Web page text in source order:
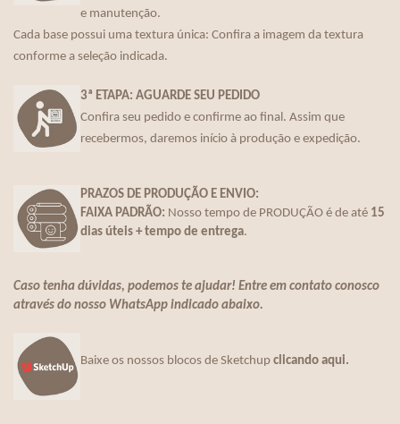
e manutenção.
Cada base possui uma textura única: Confira a imagem da textura
conforme a seleção indicada.
3ª ETAPA: AGUARDE SEU PEDIDO
Confira seu pedido e confirme ao final. Assim que
recebermos, daremos início à produção e expedição.
PRAZOS DE PRODUÇÃO E ENVIO:
FAIXA PADRÃO: Nosso tempo de PRODUÇÃO é de até 15
dias úteis + tempo de entrega.
Caso tenha dúvidas, podemos te ajudar! Entre em contato conosco
através do nosso WhatsApp indicado abaixo.
Baixe os nossos blocos de Sketchup clicando aqui.